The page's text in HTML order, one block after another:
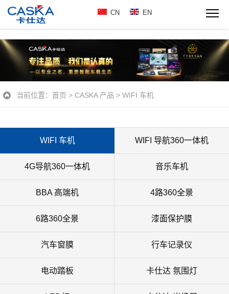
CN EN
当前位置： 首页 > CASKA 产品 > WIFI 车机
WIFI 车机 WIFI 导航360一体机
4G导航360一体机 音乐车机
BBA 高端机 4路360全景
6路360全景 漆面保护膜
汽车窗膜 行车记录仪
电动踏板 卡仕达 氛围灯